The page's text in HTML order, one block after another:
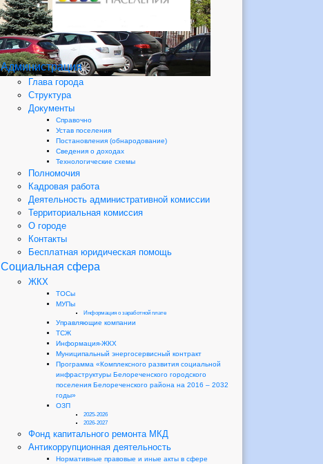
Администрация
Глава города
Структура
Документы
Справочно
Устав поселения
Постановления (обнародование)
Сведения о доходах
Технологические схемы
Полномочия
Кадровая работа
Деятельность административной комиссии
Территориальная комиссия
О городе
Контакты
Бесплатная юридическая помощь
Социальная сфера
ЖКХ
ТОСы
МУПы
Информация о заработной плате
Управляющие компании
ТСЖ
Информация-ЖКХ
Муниципальный энергосервисный контракт
Программа «Комплексного развития социальной
инфраструктуры Белореченского городского
поселения Белореченского района на 2016 – 2032
годы»
ОЗП
2025-2026
2026-2027
Фонд капитального ремонта МКД
Антикоррупционная деятельность
Нормативные правовые и иные акты в сфере